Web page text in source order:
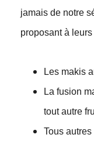
jamais de notre
proposant à
Les makis
La fusion
tout autre
Tous